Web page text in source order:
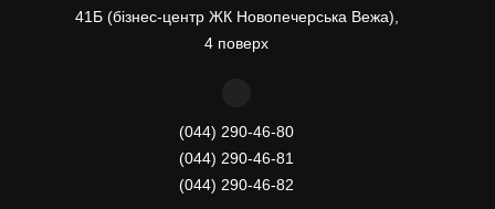
41Б (бізнес-центр ЖК Новопечерська Вежа),
4 поверх
(044) 290-46-80
(044) 290-46-81
(044) 290-46-82